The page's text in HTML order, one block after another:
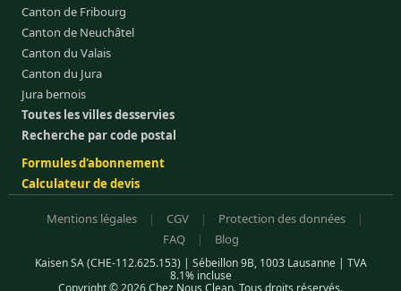
Canton de Fribourg
Canton de Neuchâtel
Canton du Valais
Canton du Jura
Jura bernois
Toutes les villes desservies
Recherche par code postal
Formules d'abonnement
Calculateur de devis
Mentions légales | CGV | Protection des données
|
FAQ
| Blog
Kaisen SA (CHE-112.625.153) | Sébeillon 9B, 1003 Lausanne | TVA
8.1% incluse
Copyright © 2026 Chez Nous Clean. Tous droits réservés.